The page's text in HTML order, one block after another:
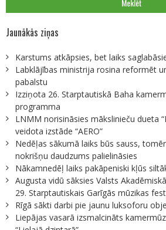
Jaunākās ziņas
Karstums atkāpsies, bet laiks
Labklājības ministrija rosina reformēt
pabalstu
Izziņota 26. Starptautiskā Baha
programma
LNMM norisināsies mākslinieču dueta
veidota izstāde “AERO”
Nedēļas sākumā laiks būs sauss,
nokrišņu daudzums palielināsies
Nākamnedēļ laiks pakāpeniski kļūs
Augusta vidū sāksies Valsts
29. Starptautiskais Garīgās mūzikas
Rīgā sākti darbi pie jaunu luksoforu
Liepājas vasarā izsmalcināts